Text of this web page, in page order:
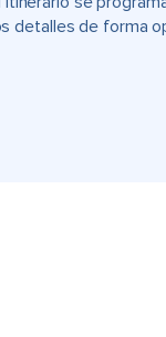
detalles de forma